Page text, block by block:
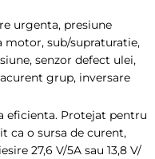
urgenta, presiune
motor, sub/supraturatie,
senzor defect ulei,
grup, inversare
eficienta. Protejat pentru
ca o sursa de curent,
27,6 V/5A sau 13,8 V/